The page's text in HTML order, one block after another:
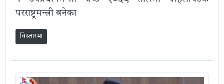
परराष्ट्रमन्त्री बनेका
विस्तारमा